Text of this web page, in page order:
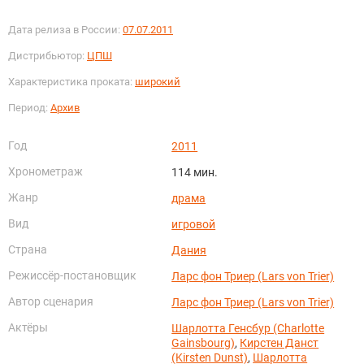
Дата релиза в России: 07.07.2011
Дистрибьютор: ЦПШ
Характеристика проката: широкий
Период: Архив
Год
2011
Хронометраж
114 мин.
Жанр
драма
Вид
игровой
Страна
Дания
Режиссёр-постановщик
Ларс фон Триер (Lars von Trier)
Автор сценария
Ларс фон Триер (Lars von Trier)
Актёры
Шарлотта Генсбур (Charlotte
Gainsbourg), Кирстен Данст
(Kirsten Dunst), Шарлотта